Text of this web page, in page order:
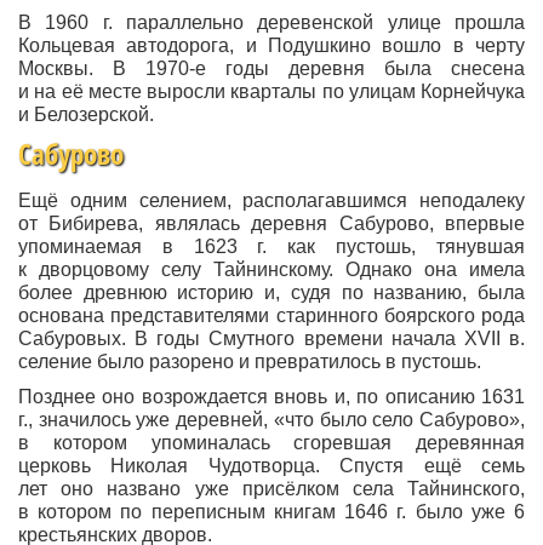
В 1960 г. параллельно деревенской улице прошла
Кольцевая автодорога, и Подушкино вошло в черту
Москвы. В 1970-е годы деревня была снесена
и на её месте выросли кварталы по улицам Корнейчука
и Белозерской.
Сабурово
Ещё одним селением, располагавшимся неподалеку
от Бибирева, являлась деревня Сабурово, впервые
упоминаемая в 1623 г. как пустошь, тянувшая
к дворцовому селу Тайнинскому. Однако она имела
более древнюю историю и, судя по названию, была
основана представителями старинного боярского рода
Сабуровых. В годы Смутного времени начала XVII в.
селение было разорено и превратилось в пустошь.
Позднее оно возрождается вновь и, по описанию 1631
г., значилось уже деревней, «что было село Сабурово»,
в котором упоминалась сгоревшая деревянная
церковь Николая Чудотворца. Спустя ещё семь
лет оно названо уже присёлком села Тайнинского,
в котором по переписным книгам 1646 г. было уже 6
крестьянских дворов.